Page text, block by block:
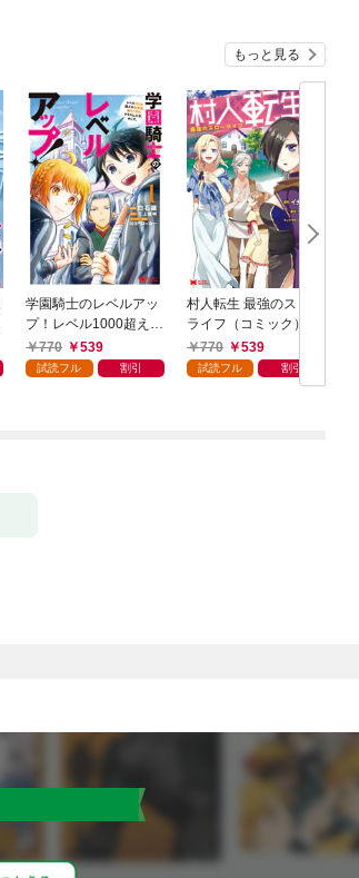
もっと見る
学園騎士のレベルアッ
プ！レベル1000超えの
転生者、落ちこぼれク
ラスに入学。そして、
770 539
試読フル 割引
村人転生 最強のスロー
ライフ（コミック） 1
770
539
試読フル 割引